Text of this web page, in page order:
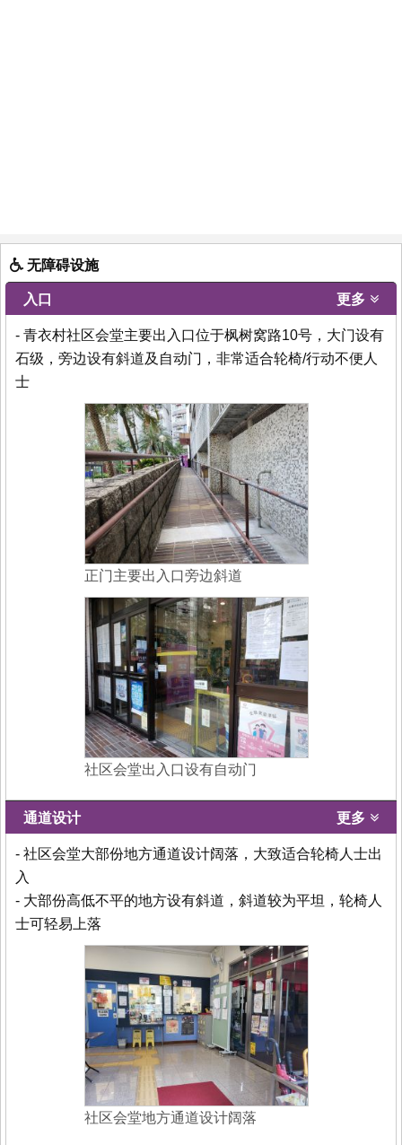
无障碍设施
入口 更多
- 青衣村社区会堂主要出入口位于枫树窝路10号，大门设有
石级，旁边设有斜道及自动门，非常适合轮椅/行动不便人
士
正门主要出入口旁边斜道
社区会堂出入口设有自动门
通道设计 更多
- 社区会堂大部份地方通道设计阔落，大致适合轮椅人士出
入
- 大部份高低不平的地方设有斜道，斜道较为平坦，轮椅人
士可轻易上落
社区会堂地方通道设计阔落